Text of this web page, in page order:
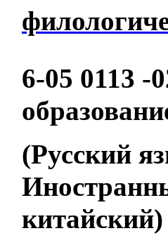
6-05 0113 -
(Русский
китайский)